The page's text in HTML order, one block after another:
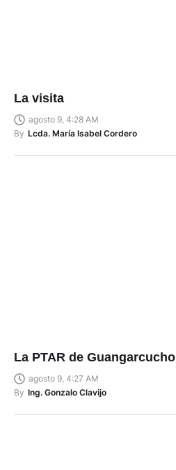
La visita
agosto 9, 4:28 AM
By Lcda. María Isabel Cordero
La PTAR de Guangarcucho
agosto 9, 4:27 AM
By Ing. Gonzalo Clavijo